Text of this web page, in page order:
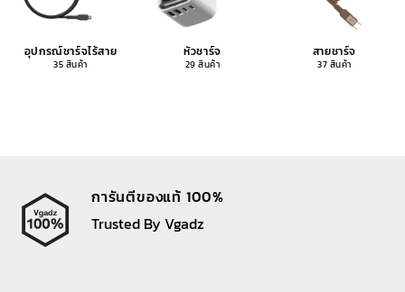
อุปกรณ์ชาร์จไร้สาย
35 สินค้า
หัวชาร์จ
29 สินค้า
สายชาร์จ
37 สินค้า
การันตีของแท้ 100%
Trusted By Vgadz